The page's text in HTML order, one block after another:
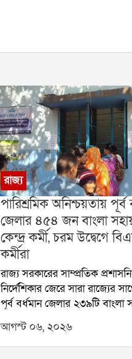
রাজ্য
পারিশ্রমিক অনিশ্চয়তায় পূর্ব
জেলার ৪৫৪ জন বাংলা
কেন্দ্র কর্মী, চরম উদ্বেগে
কর্মীরা
রাজ্য সরকারের সাম্প্রতিক
নির্দেশিকার জেরে সারা রাজ্যের
পূর্ব বর্ধমান জেলার ২৩৯টি বাংলা
কেন্দ্র (BSK)-এ কর্মরত মোট ৪৫৪
ডেটা এন্ট্রি অপারেটর (DEO)-এর
জুলাই, ২০২৬ মাসের পারিশ্রমিক
আগস্ট ০৬, ২০২৬